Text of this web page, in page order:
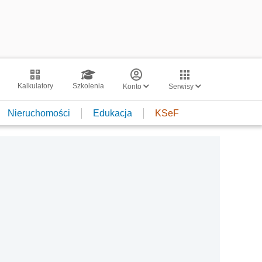
Kalkulatory Szkolenia Konto Serwisy
Nieruchomości Edukacja KSeF